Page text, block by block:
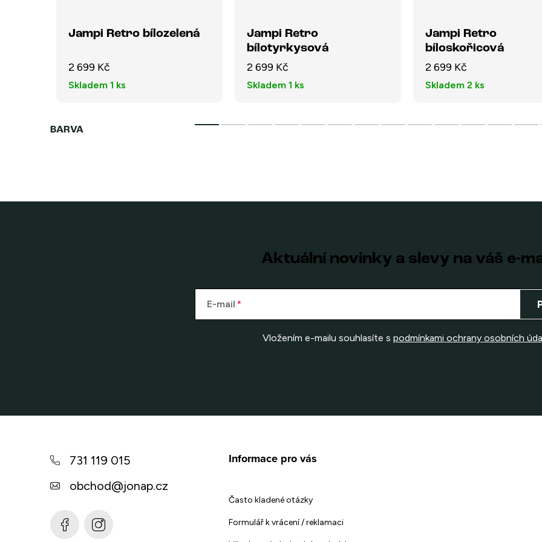
Jampi Retro bílozelená
2 699 Kč
Skladem 1 ks
Jampi Retro
bílotyrkysová
2 699 Kč
Skladem 1 ks
Jampi Retro
bíloskořicová
2 699 Kč
Skladem 2 ks
Aktuální novinky a slevy na váš e-
E-mail
Vložením e-mailu souhlasíte s podmínkami ochrany osobních
731 119 015
obchod@jonap.cz
Informace pro vás
Často kladené otázky
Formulář k vrácení / reklamaci